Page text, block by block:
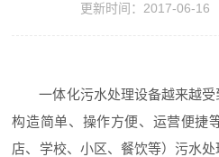
更新时间：2017-06-
一体化污水处理设备越来越
构造简单、操作方便、运营便捷
店、学校、小区、餐饮等）污水